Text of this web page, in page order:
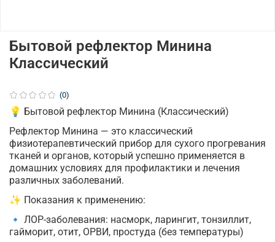
(0)
Бытовой рефлектор Минина
Классический
💡 Бытовой рефлектор Минина (Классический)
Рефлектор Минина — это классический
физиотерапевтический прибор для сухого прогревания
тканей и органов, который успешно применяется в
домашних условиях для профилактики и лечения
различных заболеваний.
✨ Показания к применению:
🔹 ЛОР-заболевания: насморк, ларингит, тонзиллит,
гайморит, отит, ОРВИ, простуда (без температуры)